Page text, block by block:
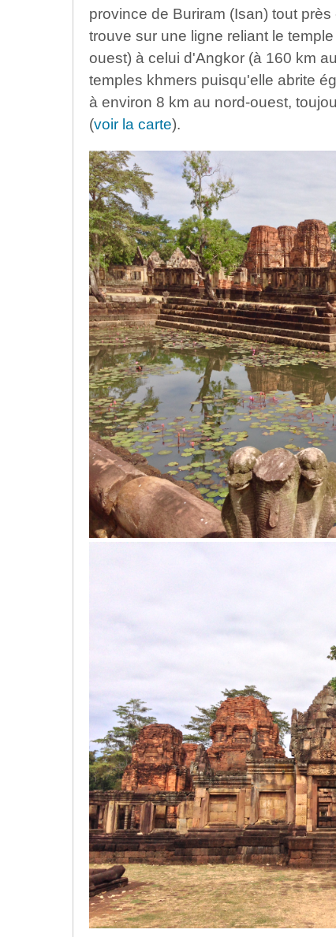
province de Buriram (Isan) tout
trouve sur une ligne reliant le
ouest) à celui d'Angkor (à 160 km
temples khmers puisqu'elle abrite
à environ 8 km au nord-ouest,
(voir la carte).